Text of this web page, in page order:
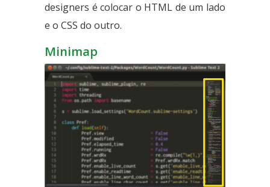
designers é colocar o HTML de um lado
e o CSS do outro.
Minimap